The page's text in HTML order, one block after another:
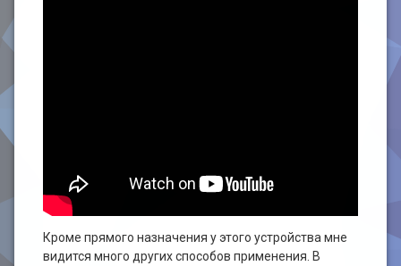
Кроме прямого назначения у этого устройства мне
видится много других способов применения. В